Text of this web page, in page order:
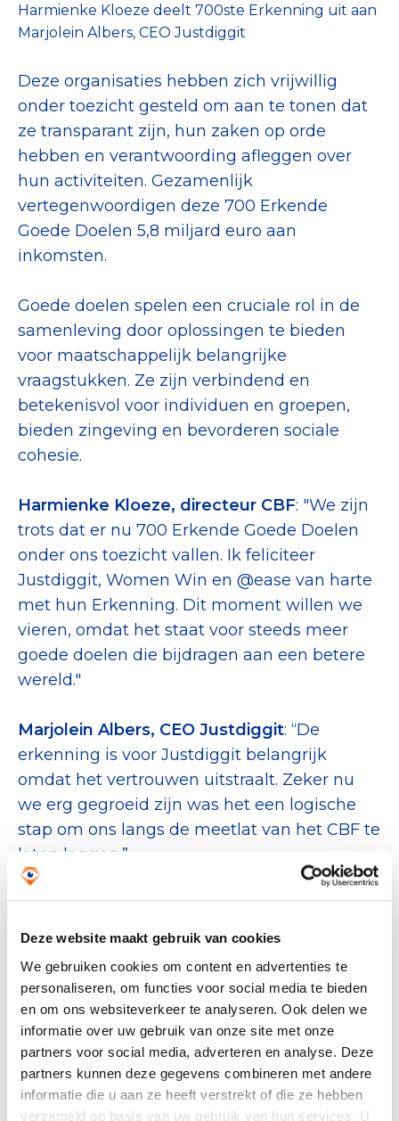
Deze website maakt gebruik van cookies
We gebruiken cookies om content en advertenties te
personaliseren, om functies voor social media te bieden
en om ons websiteverkeer te analyseren. Ook delen we
informatie over uw gebruik van onze site met onze
partners voor social media, adverteren en analyse. Deze
partners kunnen deze gegevens combineren met andere
informatie die u aan ze heeft verstrekt of die ze hebben
verzameld op basis van uw gebruik van hun services. U
Harmienke Kloeze deelt 700ste Erkenning uit aan
Marjolein Albers, CEO Justdiggit
Deze organisaties hebben zich vrijwillig
onder toezicht gesteld om aan te tonen dat
ze transparant zijn, hun zaken op orde
hebben en verantwoording afleggen over
hun activiteiten. Gezamenlijk
vertegenwoordigen deze 700 Erkende
Goede Doelen 5,8 miljard euro aan
inkomsten.
Goede doelen spelen een cruciale rol in de
samenleving door oplossingen te bieden
voor maatschappelijk belangrijke
vraagstukken. Ze zijn verbindend en
betekenisvol voor individuen en groepen,
bieden zingeving en bevorderen sociale
cohesie.
Harmienke Kloeze, directeur CBF: "We zijn
trots dat er nu 700 Erkende Goede Doelen
onder ons toezicht vallen. Ik feliciteer
Justdiggit, Women Win en @ease van harte
met hun Erkenning. Dit moment willen we
vieren, omdat het staat voor steeds meer
goede doelen die bijdragen aan een betere
wereld."
Marjolein Albers, CEO Justdiggit: “De
erkenning is voor Justdiggit belangrijk
omdat het vertrouwen uitstraalt. Zeker nu
we erg gegroeid zijn was het een logische
stap om ons langs de meetlat van het CBF te
laten leggen.”
Bekijk hier de video over de Erkenning van
Justdiggit
an international organization, getting the
recognition opens new opportunities for
Women Win. It is a testament to our
commitment to transparency and
organisational excellence as we expand our
work and presence in the Netherlands.”